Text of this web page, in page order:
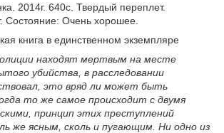
2014г. 640с. Твердый переплет.
Очень хорошее.
книга в единственном экземпляре
находят мертвым на месте
убийства, в расследовании
это вряд ли может быть
то же самое происходит с двумя
принцип этих преступлений
же ясным, сколь и пугающим. Ни одно из